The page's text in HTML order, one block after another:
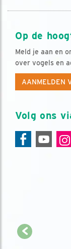
Op de
Meld je aan en
over vogels en
AANMELDEN
Volg ons